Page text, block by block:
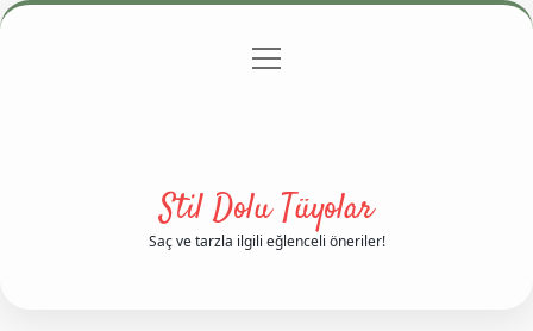
Gizlilik Politikası
menüyü
Stil Dolu Tüyolar
Saç ve tarzla ilgili eğlenceli öneriler!